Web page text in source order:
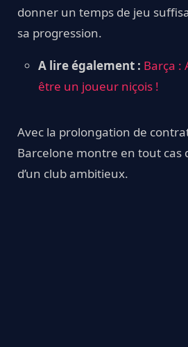
donner un temps de jeu
sa progression.
A lire également : Barça :
être un joueur niçois !
Avec la prolongation de
Barcelone montre en tout cas
d’un club ambitieux.